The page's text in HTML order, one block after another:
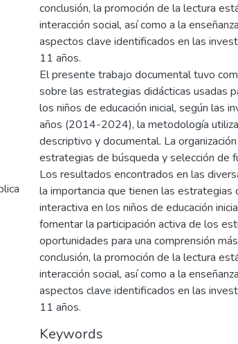
conclusión, la promoción de la lectura
interacción social, así como a la
aspectos clave identificados en las
11 años.
El presente trabajo documental tuvo
sobre las estrategias didácticas usadas
los niños de educación inicial, según las
años (2014-2024), la metodología
descriptivo y documental. La
estrategias de búsqueda y selección de
Los resultados encontrados en las
la importancia que tienen las estrategias
interactiva en los niños de educación
fomentar la participación activa de los
oportunidades para una comprensión
conclusión, la promoción de la lectura
interacción social, así como a la
aspectos clave identificados en las
11 años.
Keywords